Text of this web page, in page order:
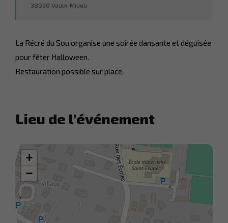
38090 Vaulx-Milieu
La Récré du Sou organise une soirée dansante et déguisée
pour fêter Halloween.
Restauration possible sur place.
Lieu de l’événement
+
−